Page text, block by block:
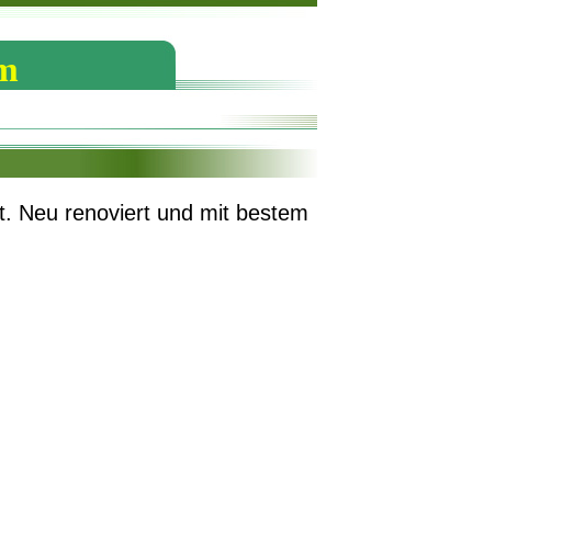
Neu renoviert und mit bestem